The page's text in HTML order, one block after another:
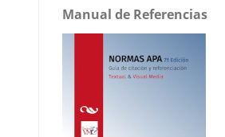
Manual de Referencias